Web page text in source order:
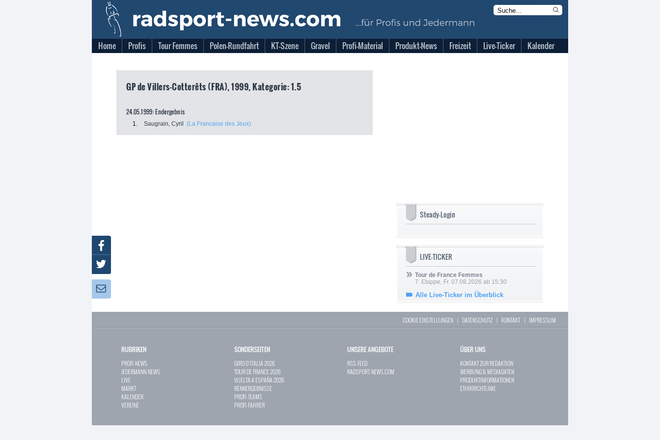
Home Profis Tour Femmes Polen-Rundfahrt KT-Szene Gravel Profi-Material Produkt-News Freizeit Live-Ticker Kalender
GP de Villers-Cotterêts (FRA), 1999, Kategorie: 1.5
24.05.1999: Endergebnis
1. Saugrain, Cyril (La Francaise des Jeux)
Steady-Login
LIVE-TICKER
Tour de France Femmes
7. Etappe, Fr. 07.08.2026 ab 15:30
Alle Live-Ticker im Überblick
COOKIE EINSTELLUNGEN | DATENSCHUTZ | KONTAKT| IMPRESSUM
RUBRIKEN
PROFI-NEWS
JEDERMANN-NEWS
LIVE
MARKT
KALENDER
VEREINE
SONDERSEITEN
GIRO D`ITALIA 2026
TOUR DE FRANCE 2026
VUELTA A ESPAÑA 2026
RENNERGEBNISSE
PROFI-TEAMS
PROFI-FAHRER
UNSERE ANGEBOTE
RSS-FEED
RADSPORT-NEWS.COM
ÜBER UNS
KONTAKT ZUR REDAKTION
WERBUNG & MEDIADATEN
PRODUKTINFORMATIONEN
ETHIKRICHTLINIE